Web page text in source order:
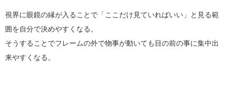
視界に眼鏡の縁が入ることで「ここだけ見ていればいい」と見る範
囲を自分で決めやすくなる。
そうすることでフレームの外で物事が動いても目の前の事に集中出
来やすくなる。